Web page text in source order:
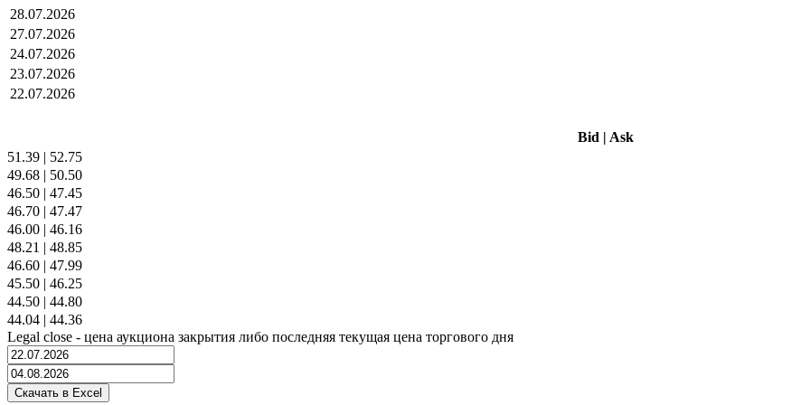
28.07.2026
27.07.2026
24.07.2026
23.07.2026
22.07.2026
Bid | Ask
51.39 | 52.75
49.68 | 50.50
46.50 | 47.45
46.70 | 47.47
46.00 | 46.16
48.21 | 48.85
46.60 | 47.99
45.50 | 46.25
44.50 | 44.80
44.04 | 44.36
Legal close - цена аукциона закрытия либо последняя текущая цена торгового дня